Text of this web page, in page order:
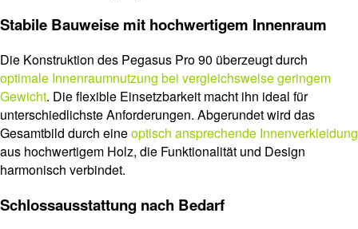
Stabile Bauweise mit hochwertigem Innenraum
Die Konstruktion des Pegasus Pro 90 überzeugt durch
optimale Innenraumnutzung bei vergleichsweise geringem
Gewicht. Die flexible Einsetzbarkeit macht ihn ideal für
unterschiedlichste Anforderungen. Abgerundet wird das
Gesamtbild durch eineoptisch ansprechende Innenverkleidung
aus hochwertigem Holz, die Funktionalität und Design
harmonisch verbindet.
Schlossausstattung nach Bedarf